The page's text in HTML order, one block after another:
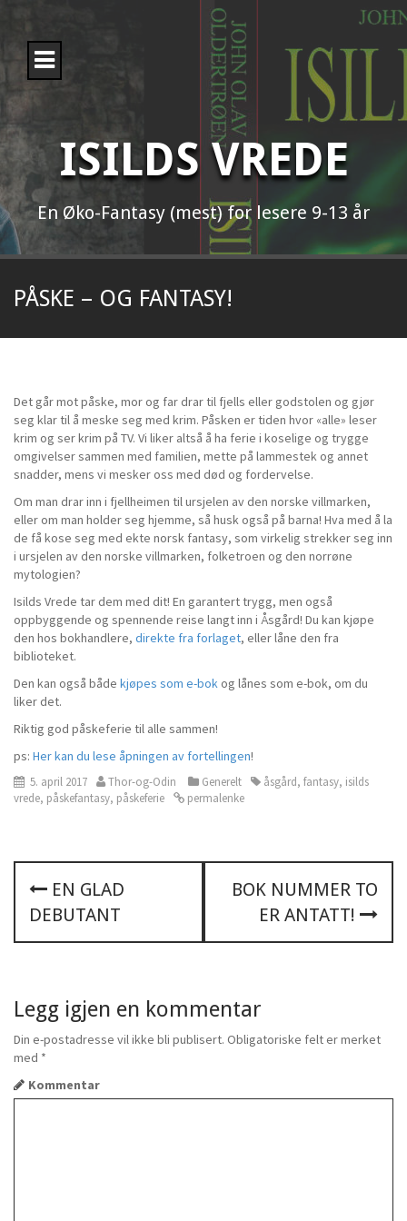
p
t
n
h
o
l
ISILDS VREDE
En Øko-Fantasy (mest) for lesere 9-13 år
PÅSKE – OG FANTASY!
Det går mot påske, mor og far drar til fjells eller godstolen og gjør
seg klar til å meske seg med krim. Påsken er tiden hvor «alle» leser
krim og ser krim på TV. Vi liker altså å ha ferie i koselige og trygge
omgivelser sammen med familien, mette på lammestek og annet
snadder, mens vi mesker oss med død og fordervelse.
Om man drar inn i fjellheimen til ursjelen av den norske villmarken,
eller om man holder seg hjemme, så husk også på barna! Hva med å la
de få kose seg med ekte norsk fantasy, som virkelig strekker seg inn
i ursjelen av den norske villmarken, folketroen og den norrøne
mytologien?
Isilds Vrede tar dem med dit! En garantert trygg, men også
oppbyggende og spennende reise langt inn i Åsgård! Du kan kjøpe
den hos bokhandlere, direkte fra forlaget, eller låne den fra
biblioteket.
Den kan også både kjøpes som e-bokog lånes som e-bok, om du
liker det.
Riktig god påskeferie til alle sammen!
ps: Her kan du lese åpningen av fortellingen!
5. april 2017 Thor-og-Odin Generelt åsgård, fantasy, isilds
vrede, påskefantasy, påskeferie permalenke
P
o
t
n
a
v
EN GLAD
DEBUTANT
BOK NUMMER TO
ER ANTATT!
Legg igjen en kommentar
Din e-postadresse vil ikke bli publisert. Obligatoriske felt er merket
med *
Kommentar